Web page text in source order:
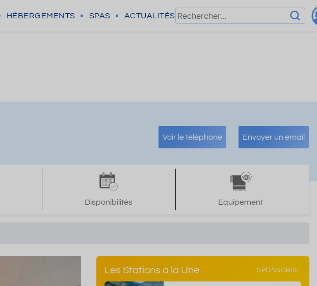
HÉBERGEMENTS SPAS ACTUALITÉS
Voir le téléphone Envoyer un email
Disponibilités Equipement
Les Stations à la Une SPONSORISÉ